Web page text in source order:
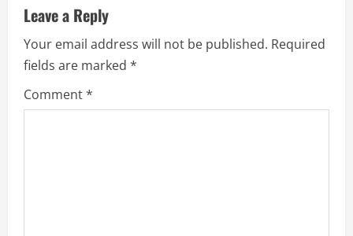
e
R
e
Leave a Reply
Your email address will not be published. Required
fields are marked *
Comment*